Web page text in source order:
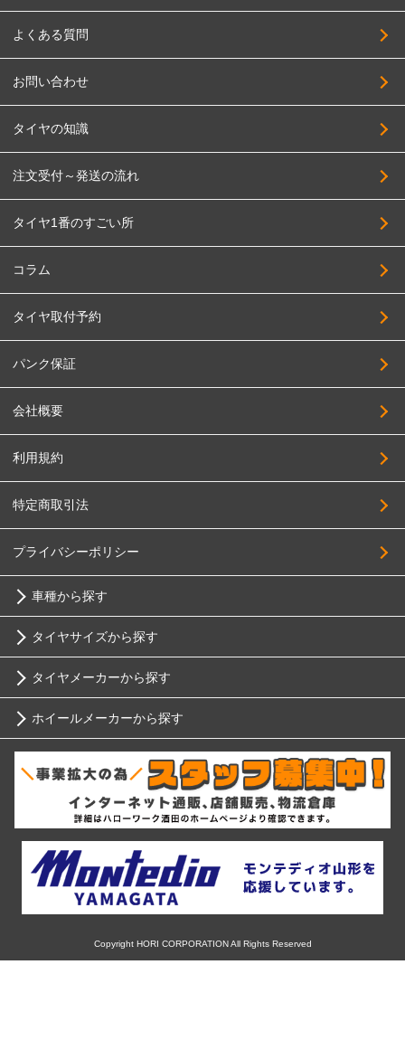
よくある質問
お問い合わせ
タイヤの知識
注文受付～発送の流れ
タイヤ1番のすごい所
コラム
タイヤ取付予約
パンク保証
会社概要
利用規約
特定商取引法
プライバシーポリシー
車種から探す
トヨタ
ニッサン
スバル
マツダ
ミツビシ
タイヤサイズから探す
10インチ
12インチ
14インチ
15インチ
タイヤメーカーから探す
ブリヂストン
ミシュラン
ヨコハマ
ダンロップ
ホイールメーカーから探す
RIH
Advanti Racing
Copyright HORI CORPORATION All Rights Reserved